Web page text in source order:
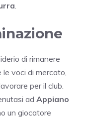
.
di rimanere
voci di mercato,
per il club.
ad Appiano
un giocatore